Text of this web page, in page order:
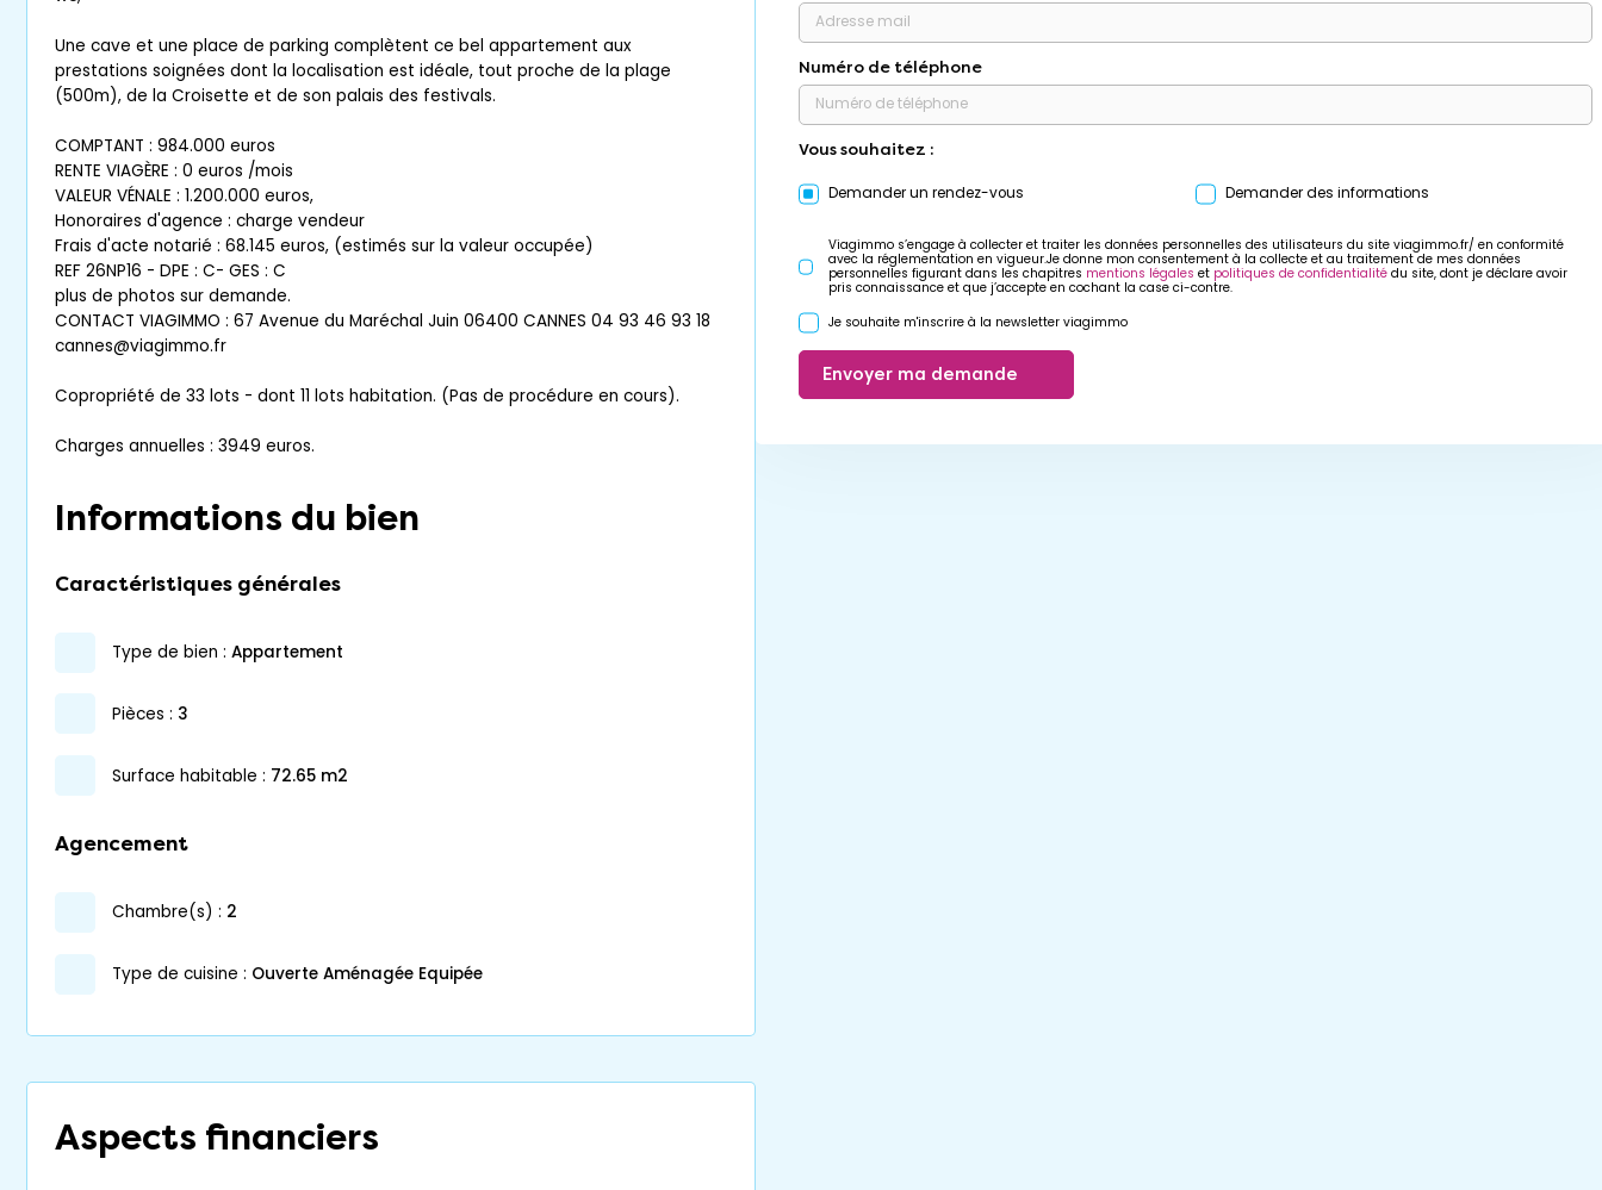
Une cave et une place de parking complètent ce bel appartement aux
prestations soignées dont la localisation est idéale, tout proche de la plage
(500m), de la Croisette et de son palais des festivals.
COMPTANT : 984.000 euros
RENTE VIAGÈRE : 0 euros /mois
VALEUR VÉNALE : 1.200.000 euros,
Honoraires d'agence : charge vendeur
Frais d'acte notarié : 68.145 euros, (estimés sur la valeur occupée)
REF 26NP16 - DPE : C- GES : C
plus de photos sur demande.
CONTACT VIAGIMMO : 67 Avenue du Maréchal Juin 06400 CANNES 04 93 46 93 18
cannes@viagimmo.fr
Copropriété de 33 lots - dont 11 lots habitation. (Pas de procédure en cours).
Charges annuelles : 3949 euros.
Informations du bien
Caractéristiques générales
type de bien : appartement
pièces : 3
surface habitable : 72.65 m2
Agencement
chambre(s) : 2
Type de cuisine : Ouverte Aménagée Equipée
Aspects financiers
Numéro de téléphone
Vous souhaitez :
Demander un rendez-vous Demander des informations
Viagimmo s’engage à collecter et traiter les données personnelles des utilisateurs du site viagimmo.fr/ en conformité
avec la réglementation en vigueur.Je donne mon consentement à la collecte et au traitement de mes données
personnelles figurant dans les chapitres mentions légales et politiques de confidentialité du site, dont je déclare avoir
pris connaissance et que j’accepte en cochant la case ci-contre.
Je souhaite m'inscrire à la newsletter viagimmo
Envoyer ma demande